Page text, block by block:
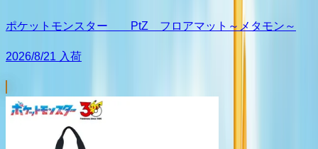
ポケットモンスター PtZ フロアマット～メタモン～
2026/8/21 入荷